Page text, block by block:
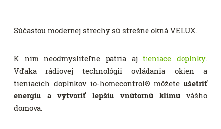
Súčasťou modernej strechy sú strešné okná VELUX.
K nim neodmysliteľne patria ajtieniace doplnky.
Vďaka rádiovej technológii ovládania okien a
tieniacich doplnkov io-homecontrol® môžete ušetriť
energiu a vytvoriť lepšiu vnútornú klímu vášho
domova.